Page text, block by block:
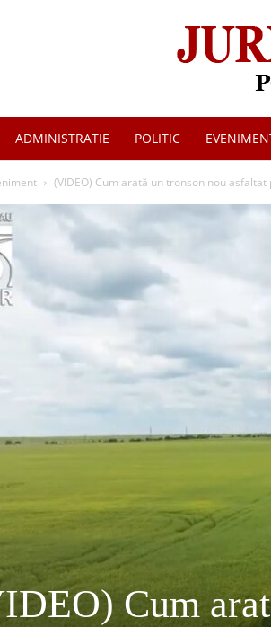
ADMINISTRATIE POLITIC
(VIDEO) Cum arată un tronson nou asfaltat
Cum